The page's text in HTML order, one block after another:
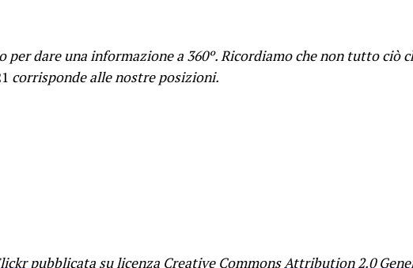
dare una informazione a 360º. Ricordiamo che non tutto ciò
corrisponde alle nostre posizioni.
pubblicata su licenza Creative CommonsAttribution 2.0